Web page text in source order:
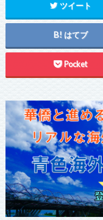
ツイート
はてブ
Pocket